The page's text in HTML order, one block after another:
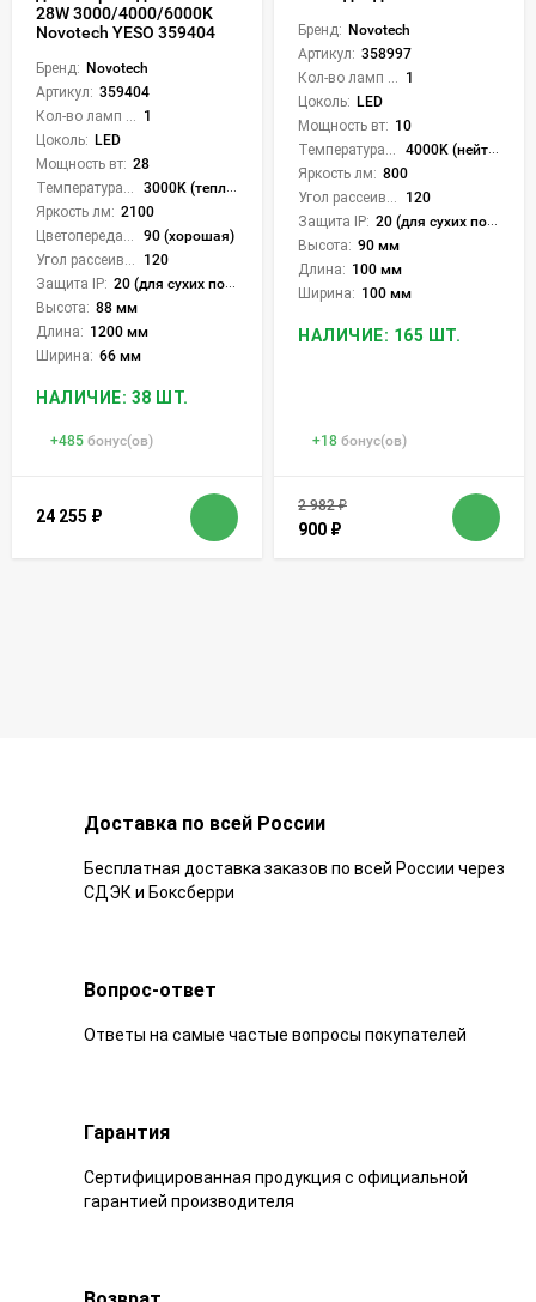
28W 3000/4000/6000K
Novotech YESO 359404
Бренд: Novotech
Артикул: 359404
1
Цоколь: LED
Мощность вт: 28
3000K (теплый), 4000K (нейтральный), 6000K (холодный), CCT механическое переключение
Яркость лм: 2100
90 (хорошая)
120
Защита IP: 20 (для сухих пом.)
Высота: 88 мм
Длина: 1200 мм
Ширина: 66 мм
НАЛИЧИЕ: 38 ШТ.
+485 бонус(ов)
24 255 ₽
Бренд: Novotech
Артикул: 358997
Кол-во ламп или LED: 1
Цоколь: LED
Мощность вт: 10
Температура света:
4000K (нейтральный)
Яркость лм: 800
Угол рассеивания света °:
120
Защита IP: 20 (для сухих пом.)
Высота: 90 мм
Длина: 100 мм
Ширина: 100 мм
НАЛИЧИЕ: 165 ШТ.
+18 бонус(ов)
2 982₽
900 ₽
Доставка по всей России
Бесплатная доставка заказов по всей России через
СДЭК и Боксберри
Вопрос-ответ
Ответы на самые частые вопросы покупателей
Гарантия
Сертифицированная продукция с официальной
гарантией производителя